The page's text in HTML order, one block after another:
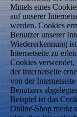
Mittels eines
auf unserer
werden. Cookies
Benutzer unserer
Wiedererkennung
Internetseite zu
Cookies verwendet,
der Internetseite
von der
Benutzers
Beispiel ist das
Online-Shop merkt